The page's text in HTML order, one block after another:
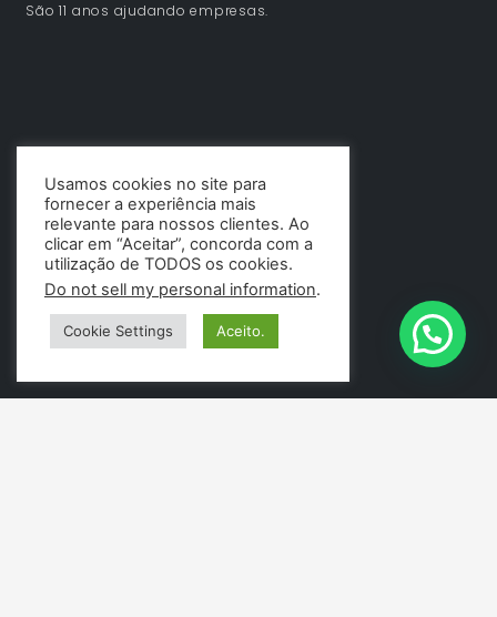
São 11 anos ajudando empresas.
Usamos cookies no site para
fornecer a experiência mais
relevante para nossos clientes. Ao
clicar em “Aceitar”, concorda com a
utilização de TODOS os cookies.
Do not sell my personal information.
Cookie Settings Aceito.